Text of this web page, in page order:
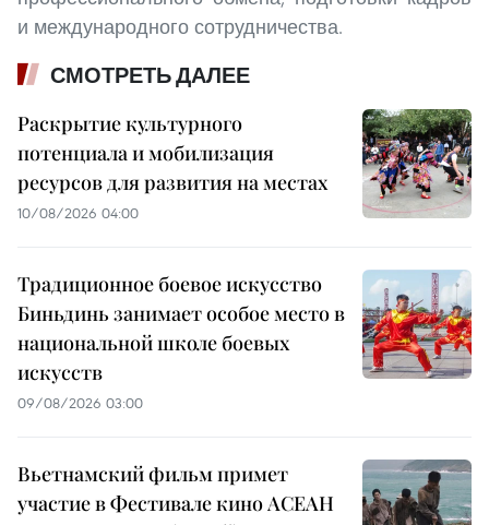
и международного сотрудничества.
СМОТРЕТЬ ДАЛЕЕ
Раскрытие культурного
потенциала и мобилизация
ресурсов для развития на местах
10/08/2026 04:00
Традиционное боевое искусство
Биньдинь занимает особое место в
национальной школе боевых
искусств
09/08/2026 03:00
Вьетнамский фильм примет
участие в Фестивале кино АСЕАН